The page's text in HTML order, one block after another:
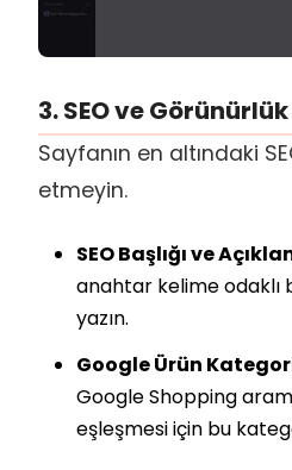
3. SEO ve
Sayfanın en altındaki
etmeyin.
SEO Başlığı ve
anahtar kelime odaklı
yazın.
Google Ürün
Google Shopping
eşleşmesi için bu